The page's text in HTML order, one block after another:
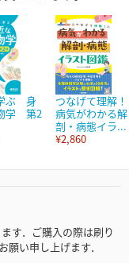
ぶ 身
学 第2
つなげて理解！
病気がわかる解
剖・病態イラ...
¥2,860
す．ご購入の際は刷り
い申し上げます．